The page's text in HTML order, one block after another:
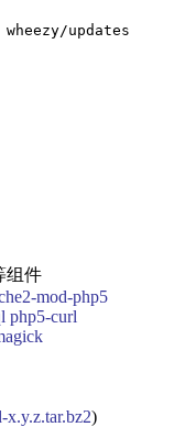
updates
组件
mod-php5
php5-curl
x.y.z.tar.bz2)